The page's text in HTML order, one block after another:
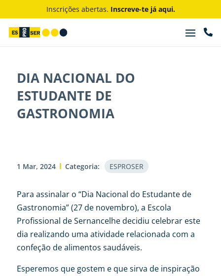
Inscrições abertas. Inscreve-te já aqui.

DIA NACIONAL DO
ESTUDANTE DE
GASTRONOMIA
1 Mar, 2024 Categoria: ESPROSER
Para assinalar o “Dia Nacional do Estudante de
Gastronomia” (27 de novembro), a Escola
Profissional de Sernancelhe decidiu celebrar este
dia realizando uma atividade relacionada com a
confeção de alimentos saudáveis.
Esperemos que gostem e que sirva de inspiração